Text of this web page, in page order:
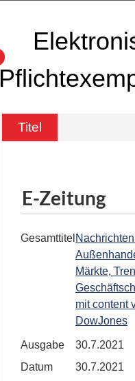
Titel
E-Zeitung
Gesamttitel
Märkte,
mit content
DowJones
Ausgabe
30.7.2021
Datum
30.7.2021